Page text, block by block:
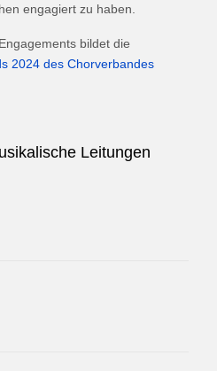
engagiert zu haben.
bildet die
2024 des Chorverbandes
Leitungen